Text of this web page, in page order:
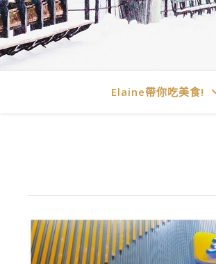
Elaine帶你吃美食!